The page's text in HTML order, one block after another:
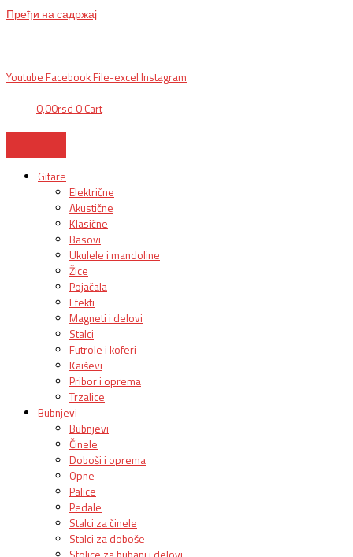
Пређи на садржај
Youtube Facebook File-excel Instagram
0,00rsd 0 Cart
Gitare
Električne
Akustične
Klasične
Basovi
Ukulele i mandoline
Žice
Pojačala
Efekti
Magneti i delovi
Stalci
Futrole i koferi
Kaiševi
Pribor i oprema
Trzalice
Bubnjevi
Bubnjevi
Činele
Doboši i oprema
Opne
Palice
Pedale
Stalci za činele
Stalci za doboše